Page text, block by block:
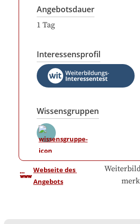
Angebotsdauer
1 Tag
Interessensprofil
Wissensgruppen
Webseite des
Angebots